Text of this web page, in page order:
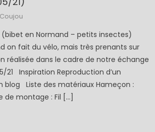
Author
Coujou
(bibet en Normand – petits insectes)
on fait du vélo, mais très prenants sur
réalisée dans le cadre de notre échange
21 Inspiration Reproduction d’un
blog Liste des matériaux Hameçon :
de montage : Fil […]